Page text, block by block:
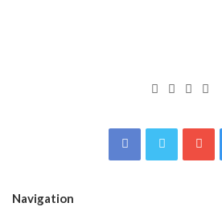
Navigation